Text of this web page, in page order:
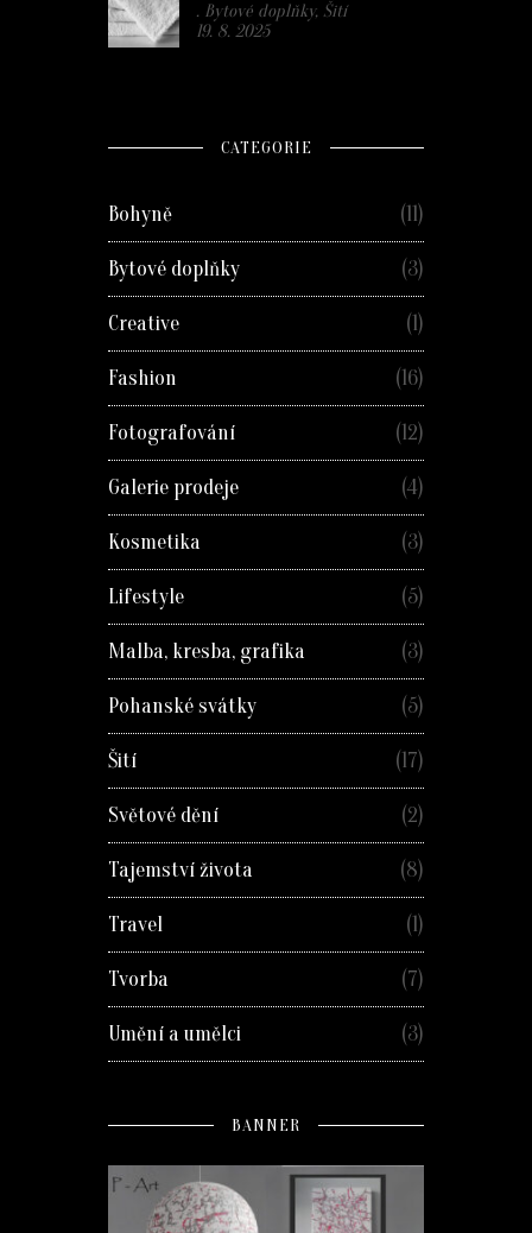
. Bytové doplňky, Šití
19. 8. 2025
CATEGORIE
Bohyně (11)
Bytové doplňky (3)
Creative (1)
Fashion (16)
Fotografování (12)
Galerie prodeje (4)
Kosmetika (3)
Lifestyle (5)
Malba, kresba, grafika (3)
Pohanské svátky (5)
Šití (17)
Světové dění (2)
Tajemství života (8)
Travel (1)
Tvorba (7)
Umění a umělci (3)
BANNER